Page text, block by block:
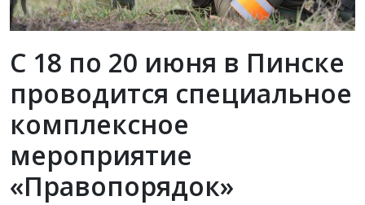
С 18 по 20 июня в Пинске
проводится специальное
комплексное
мероприятие
«Правопорядок»